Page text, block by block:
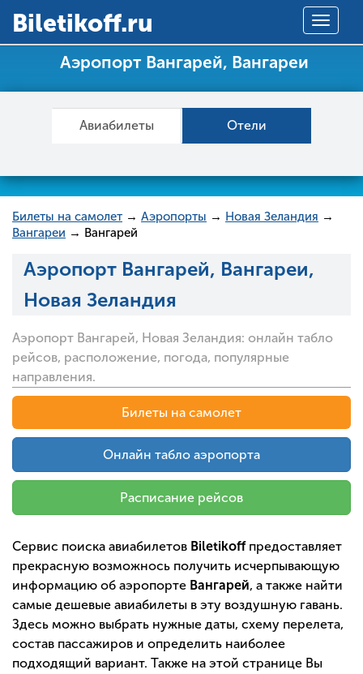
Toggle
Вiletikoff.ru
Аэропорт Вангарей, Вангареи
Авиабилеты Отели
Билеты на самолет → Аэропорты → Новая Зеландия →
Вангареи → Вангарей
Аэропорт Вангарей, Вангареи,
Новая Зеландия
Аэропорт Вангарей, Новая Зеландия: онлайн табло
рейсов, расположение, погода, популярные
направления.
Билеты на самолет
Онлайн табло аэропорта
Расписание рейсов
Сервис поиска авиабилетов Biletikoffпредоставляет
прекрасную возможнось получить исчерпывающую
информацию об аэропорте Вангарей, а также найти
самые дешевые авиабилеты в эту воздушную гавань.
Здесь можно выбрать нужные даты, схему перелета,
состав пассажиров и определить наиболее
подходящий вариант. Также на этой странице Вы